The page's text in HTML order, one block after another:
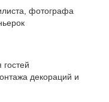
фотографа
декораций и